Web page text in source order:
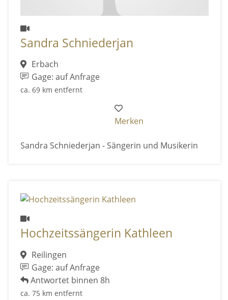
Sandra Schniederjan
Erbach
Gage: auf Anfrage
ca. 69 km entfernt
Merken
Sandra Schniederjan - Sängerin und Musikerin
Hochzeitssängerin Kathleen
Reilingen
Gage: auf Anfrage
Antwortet binnen 8h
ca. 75 km entfernt